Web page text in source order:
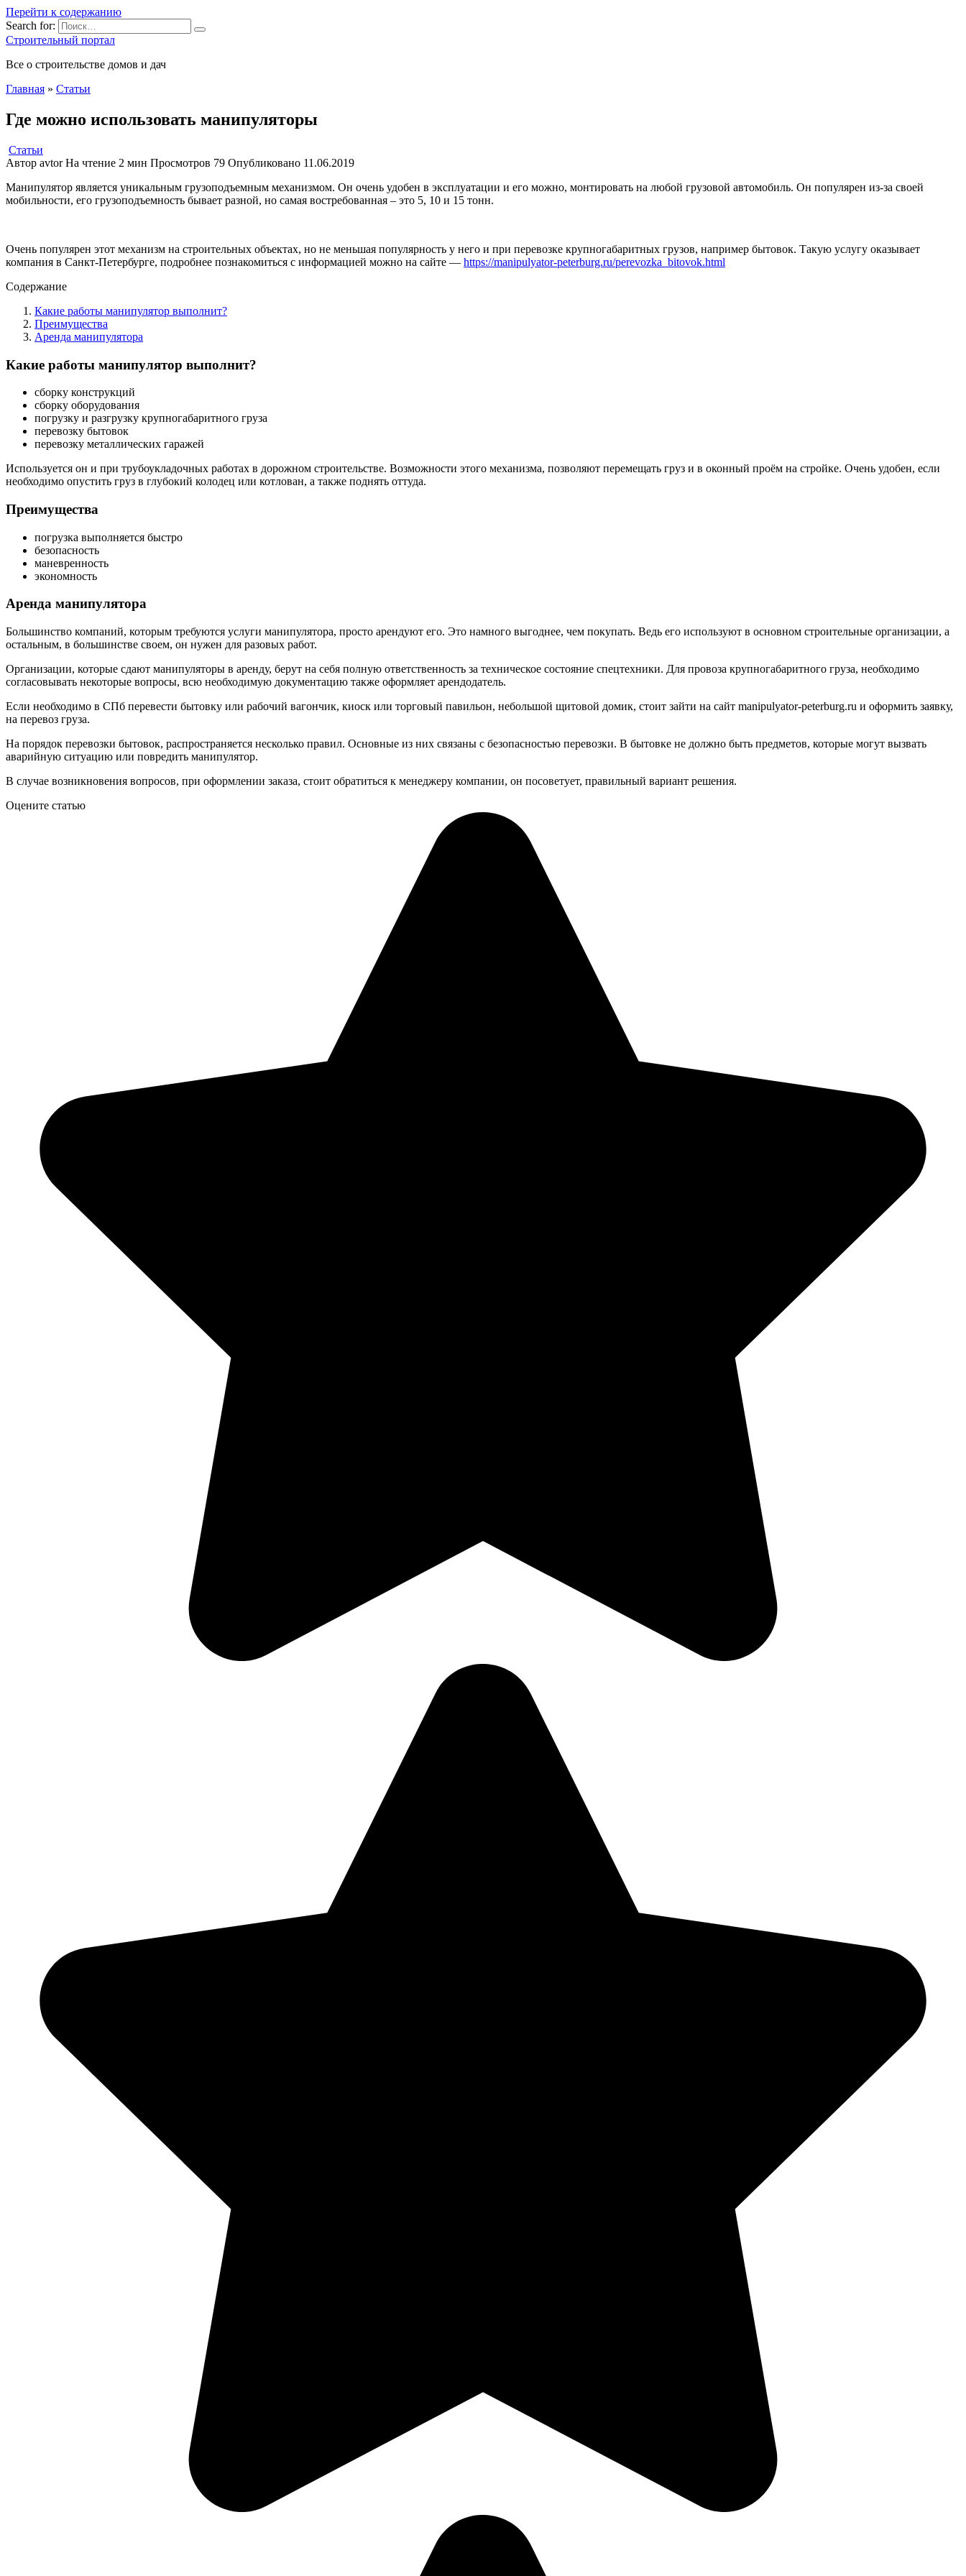
Перейти к содержанию
Search for:
Строительный портал
Все о строительстве домов и дач
Главная » Статьи
Где можно использовать манипуляторы
Статьи
Автор avtor На чтение 2 мин Просмотров 79 Опубликовано 11.06.2019
Манипулятор является уникальным грузоподъемным механизмом. Он очень удобен в эксплуатации и его можно, монтировать на любой грузовой автомобиль. Он популярен из-за своей
мобильности, его грузоподъемность бывает разной, но самая востребованная – это 5, 10 и 15 тонн.
Очень популярен этот механизм на строительных объектах, но не меньшая популярность у него и при перевозке крупногабаритных грузов, например бытовок. Такую услугу оказывает
компания в Санкт-Петербурге, подробнее познакомиться с информацией можно на сайте — https://manipulyator-peterburg.ru/perevozka_bitovok.html
Содержание
Какие работы манипулятор выполнит?
Преимущества
Аренда манипулятора
Какие работы манипулятор выполнит?
сборку конструкций
сборку оборудования
погрузку и разгрузку крупногабаритного груза
перевозку бытовок
перевозку металлических гаражей
Используется он и при трубоукладочных работах в дорожном строительстве. Возможности этого механизма, позволяют перемещать груз и в оконный проём на стройке. Очень удобен, если
необходимо опустить груз в глубокий колодец или котлован, а также поднять оттуда.
Преимущества
погрузка выполняется быстро
безопасность
маневренность
экономность
Аренда манипулятора
Большинство компаний, которым требуются услуги манипулятора, просто арендуют его. Это намного выгоднее, чем покупать. Ведь его используют в основном строительные организации, а
остальным, в большинстве своем, он нужен для разовых работ.
Организации, которые сдают манипуляторы в аренду, берут на себя полную ответственность за техническое состояние спецтехники. Для провоза крупногабаритного груза, необходимо
согласовывать некоторые вопросы, всю необходимую документацию также оформляет арендодатель.
Если необходимо в СПб перевести бытовку или рабочий вагончик, киоск или торговый павильон, небольшой щитовой домик, стоит зайти на сайт manipulyator-peterburg.ru и оформить заявку,
на перевоз груза.
На порядок перевозки бытовок, распространяется несколько правил. Основные из них связаны с безопасностью перевозки. В бытовке не должно быть предметов, которые могут вызвать
аварийную ситуацию или повредить манипулятор.
В случае возникновения вопросов, при оформлении заказа, стоит обратиться к менеджеру компании, он посоветует, правильный вариант решения.
Оцените статью